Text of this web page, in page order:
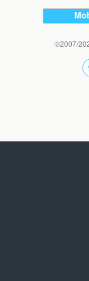
©2007/